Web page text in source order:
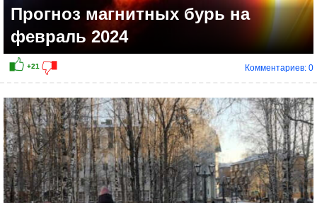
+12
Прогноз магнитных бурь на
февраль 2024
Комментариев: 0